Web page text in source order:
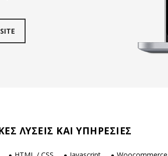
ΛΥΣΕΙΣ ΚΑΙ ΥΠΗΡΕΣΙΕΣ